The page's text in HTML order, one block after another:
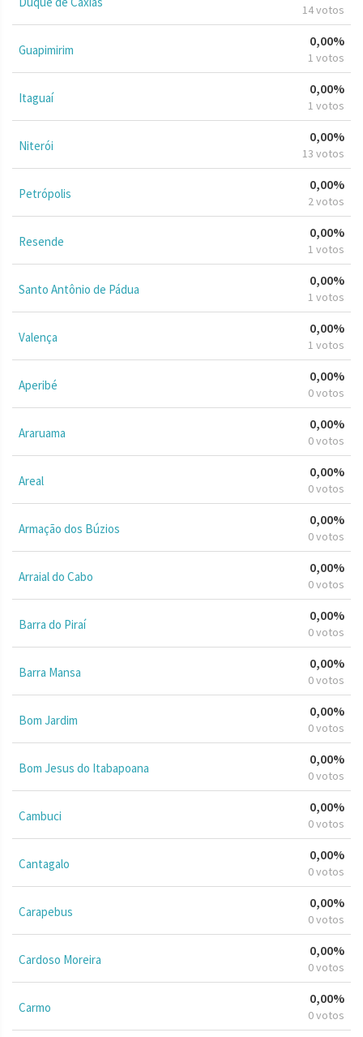
14 votos
Guapimirim
0,00%
1 votos
Itaguaí
0,00%
1 votos
Niterói
0,00%
13 votos
Petrópolis
0,00%
2 votos
Resende
0,00%
1 votos
Santo Antônio de Pádua
0,00%
1 votos
Valença
0,00%
1 votos
Aperibé
0,00%
0 votos
Araruama
0,00%
0 votos
Areal
0,00%
0 votos
Armação dos Búzios
0,00%
0 votos
Arraial do Cabo
0,00%
0 votos
Barra do Piraí
0,00%
0 votos
Barra Mansa
0,00%
0 votos
Bom Jardim
0,00%
0 votos
Bom Jesus do Itabapoana
0,00%
0 votos
Cambuci
0,00%
0 votos
Cantagalo
0,00%
0 votos
Carapebus
0,00%
0 votos
Cardoso Moreira
0,00%
0 votos
Carmo
0,00%
0 votos